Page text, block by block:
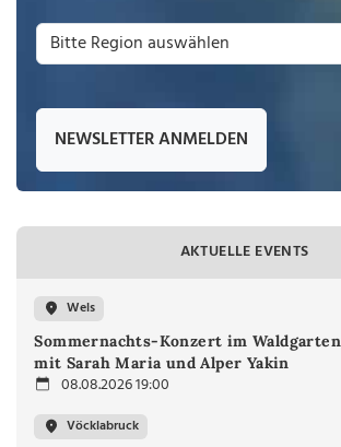
NEWSLETTER ANMELDEN
AKTUELLE EVENTS
Wels
Sommernachts-Konzert im Waldgarten
mit Sarah Maria und Alper Yakin
08.08.2026 19:00
Vöcklabruck